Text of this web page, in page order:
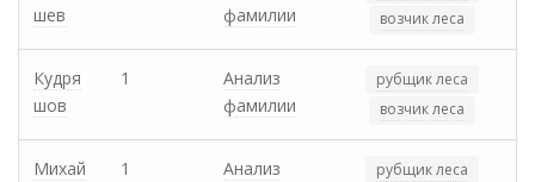
шев
фамилии
возчик леса
Кудря
шов
1
Анализ
фамилии
рубщик леса
возчик леса
Михай
1
Анализ
рубщик леса